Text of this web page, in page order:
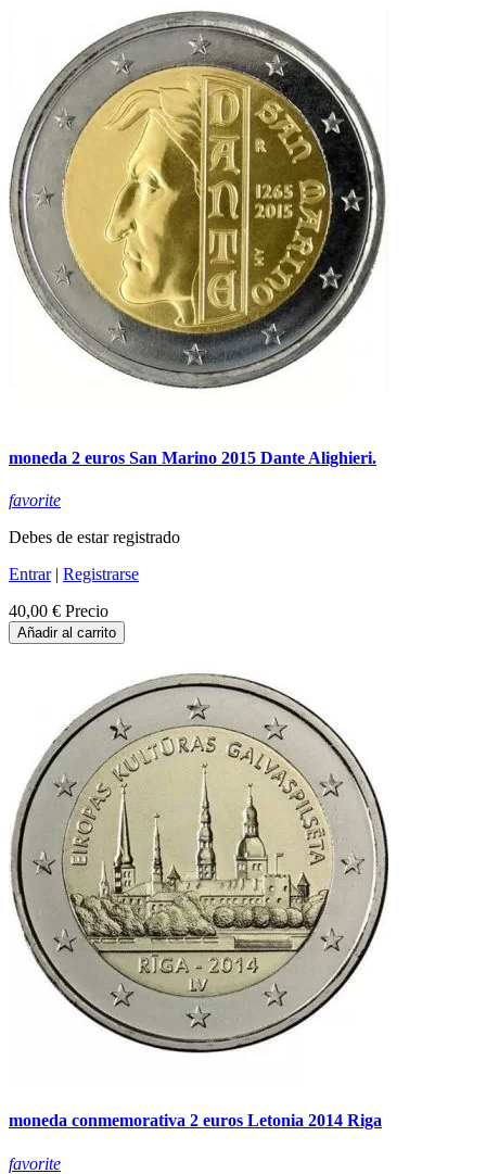
moneda 2 euros San Marino 2015 Dante Alighieri.
favorite
Debes de estar registrado
Entrar| Registrarse
40,00 € Precio
Añadir al carrito
moneda conmemorativa 2 euros Letonia 2014 Riga
favorite